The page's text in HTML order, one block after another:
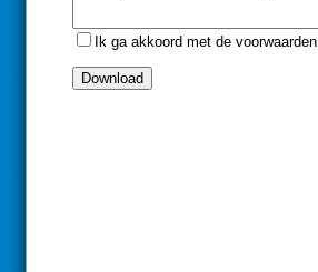
Ik ga akkoord met de voorwaarden